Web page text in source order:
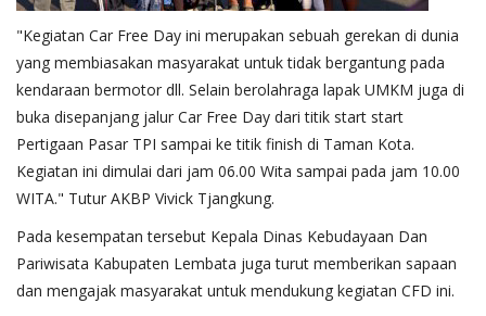
"Kegiatan Car Free Day ini merupakan sebuah gerekan di dunia
yang membiasakan masyarakat untuk tidak bergantung pada
kendaraan bermotor dll. Selain berolahraga lapak UMKM juga di
buka disepanjang jalur Car Free Day dari titik start start
Pertigaan Pasar TPI sampai ke titik finish di Taman Kota.
Kegiatan ini dimulai dari jam 06.00 Wita sampai pada jam 10.00
WITA." Tutur AKBP Vivick Tjangkung.
Pada kesempatan tersebut Kepala Dinas Kebudayaan Dan
Pariwisata Kabupaten Lembata juga turut memberikan sapaan
dan mengajak masyarakat untuk mendukung kegiatan CFD ini.